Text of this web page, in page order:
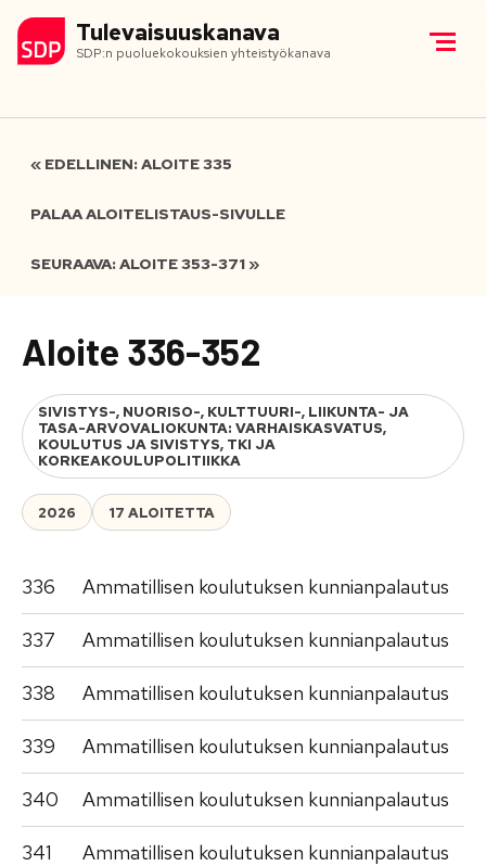
Tulevaisuuskanava
SDP:n puoluekokouksien yhteistyökanava
« EDELLINEN: ALOITE 335
PALAA ALOITELISTAUS-SIVULLE
SEURAAVA: ALOITE 353-371 »
Aloite 336-352
SIVISTYS-, NUORISO-, KULTTUURI-, LIIKUNTA- JA
TASA-ARVOVALIOKUNTA: VARHAISKASVATUS,
KOULUTUS JA SIVISTYS, TKI JA
KORKEAKOULUPOLITIIKKA
2026 17 ALOITETTA
336 Ammatillisen koulutuksen kunnianpalautus
337 Ammatillisen koulutuksen kunnianpalautus
338 Ammatillisen koulutuksen kunnianpalautus
339 Ammatillisen koulutuksen kunnianpalautus
340 Ammatillisen koulutuksen kunnianpalautus
341 Ammatillisen koulutuksen kunnianpalautus